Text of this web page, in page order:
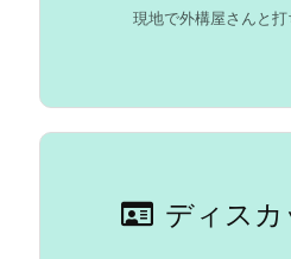
現地で外構屋さんと
ディス